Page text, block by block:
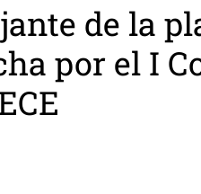
de la
por el I